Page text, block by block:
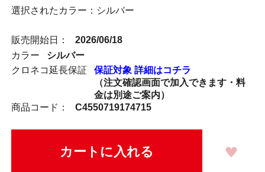
選択されたカラー：シルバー
販売開始日：
2026/06/18
カラー
シルバー
クロネコ延長保証
保証対象 詳細はコチラ
（注文確認画面で加入できます・料
金は別途ご案内）
商品コード：
C4550719174715